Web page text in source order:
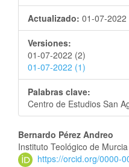
Actualizado: 01-07-2022
Versiones:
01-07-2022 (2)
01-07-2022 (1)
Palabras clave:
Centro de Estudios San
Bernardo Pérez Andreo
Instituto Teológico de
https://orcid.org/0000-